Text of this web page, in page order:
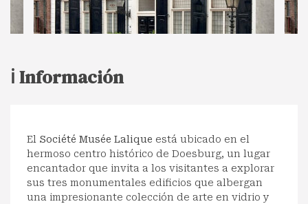
ℹ️ Información
El Société Musée Lalique está ubicado en el
hermoso centro histórico de Doesburg, un lugar
encantador que invita a los visitantes a explorar
sus tres monumentales edificios que albergan
una impresionante colección de arte en vidrio y